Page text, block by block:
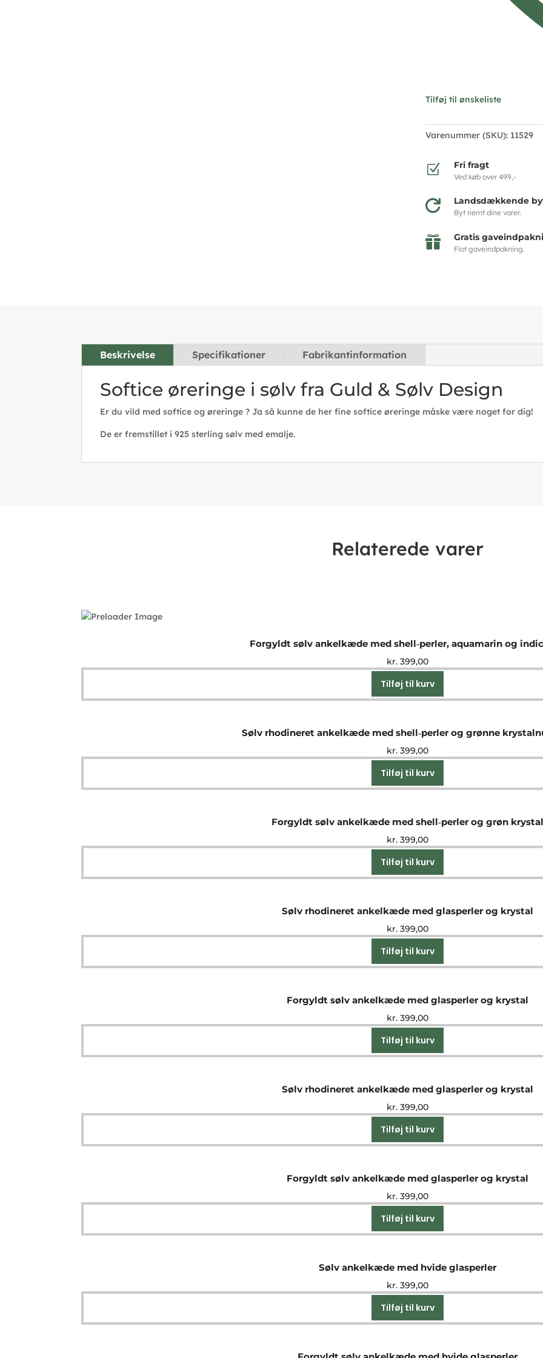
Tilføj til ønskeliste
Varenummer (SKU): 11529
Z Fri fragt
Ved køb over 499,-
 Landsdækkende
Byt nemt dine varer.
 Gratis
Flot gaveindpakning.
Beskrivelse Specifikationer Fabrikantinformation
Softice øreringe i sølv fra Guld & Sølv Design
Er du vild med softice og øreringe ? Ja så kunne de her fine softice øreringe måske være noget for dig!
De er fremstillet i 925 sterling sølv med emalje.
Relaterede varer
Forgyldt sølv ankelkæde med shell‑perler, aquamarin og
kr.399,00
Tilføj til kurv
Sølv rhodineret ankelkæde med shell‑perler og grønne
kr.399,00
Tilføj til kurv
Forgyldt sølv ankelkæde med shell‑perler og grøn krystal
kr.399,00
Tilføj til kurv
Sølv rhodineret ankelkæde med glasperler og krystal
kr.399,00
Tilføj til kurv
Forgyldt sølv ankelkæde med glasperler og krystal
kr.399,00
Tilføj til kurv
Sølv rhodineret ankelkæde med glasperler og krystal
kr.399,00
Tilføj til kurv
Forgyldt sølv ankelkæde med glasperler og krystal
kr.399,00
Tilføj til kurv
Sølv ankelkæde med hvide glasperler
kr.399,00
Tilføj til kurv